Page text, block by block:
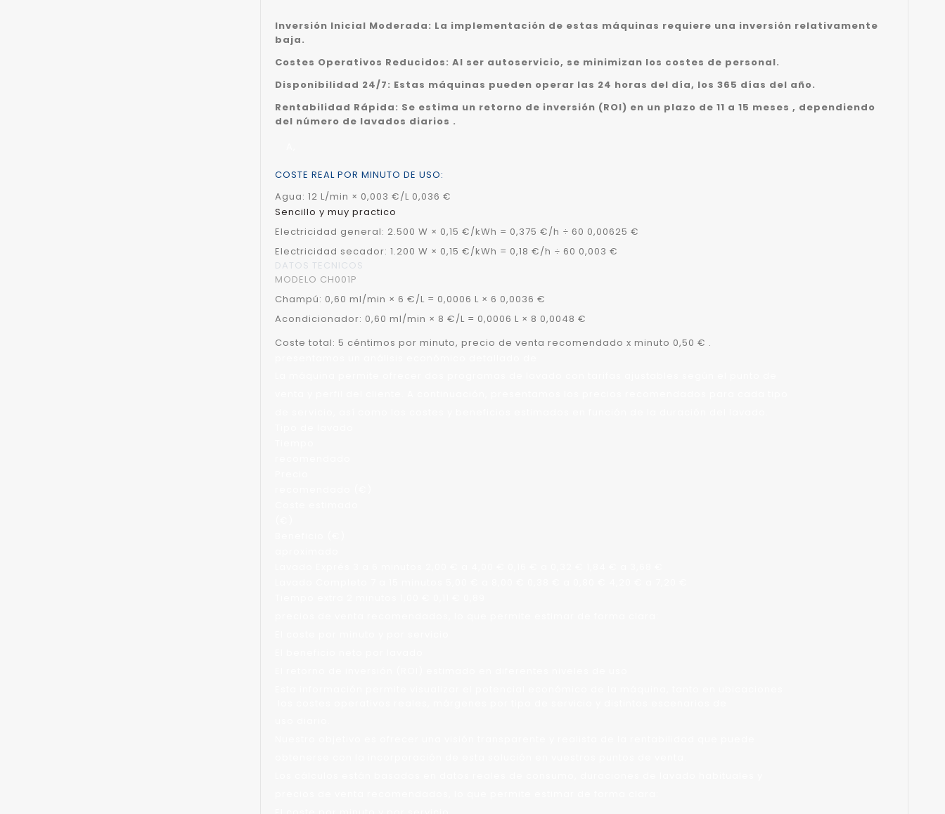
Inversión Inicial Moderada: La implementación de estas máquinas requiere una inversión relativamente
baja.
Costes Operativos Reducidos: Al ser autoservicio, se minimizan los costes de personal.
Disponibilidad 24/7: Estas máquinas pueden operar las 24 horas del día, los 365 días del año.
Rentabilidad Rápida: Se estima un retorno de inversión (ROI) en un plazo de 11 a 15 meses , dependiendo
del número de lavados diarios .
COSTE REAL POR MINUTO DE USO:
Agua: 12 L/min × 0,003 €/L 0,036 €
Sencillo y muy practico
Electricidad general: 2.500 W × 0,15 €/kWh = 0,375 €/h ÷ 60 0,00625 €
Electricidad secador: 1.200 W × 0,15 €/kWh = 0,18 €/h ÷ 60 0,003 €
DATOS TECNICOS
MODELO CH001P
Champú: 0,60 ml/min × 6 €/L = 0,0006 L × 6 0,0036 €
Acondicionador: 0,60 ml/min × 8 €/L = 0,0006 L × 8 0,0048 €
Coste total: 5 céntimos por minuto, precio de venta recomendado x minuto 0,50 € .